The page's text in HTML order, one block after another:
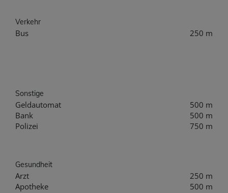
Verkehr
Bus 250 m
Sonstige
Geldautomat
500 m
Bank
500 m
Polizei
750 m
Gesundheit
Arzt
250 m
Apotheke
500 m